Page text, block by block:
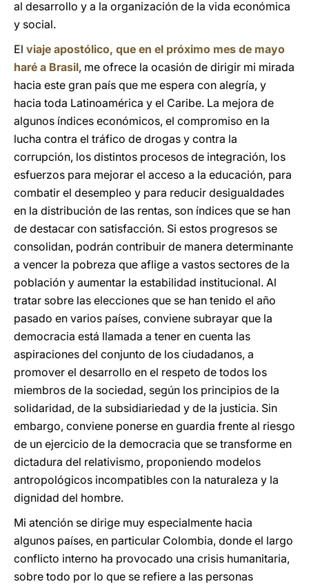
al desarrollo y a la organización de la vida económica
y social.
El viaje apostólico, que en el próximo mes de mayo
haré a Brasil, me ofrece la ocasión de dirigir mi mirada
hacia este gran país que me espera con alegría, y
hacia toda Latinoamérica y el Caribe. La mejora de
algunos índices económicos, el compromiso en la
lucha contra el tráfico de drogas y contra la
corrupción, los distintos procesos de integración, los
esfuerzos para mejorar el acceso a la educación, para
combatir el desempleo y para reducir desigualdades
en la distribución de las rentas, son índices que se han
de destacar con satisfacción. Si estos progresos se
consolidan, podrán contribuir de manera determinante
a vencer la pobreza que aflige a vastos sectores de la
población y aumentar la estabilidad institucional. Al
tratar sobre las elecciones que se han tenido el año
pasado en varios países, conviene subrayar que la
democracia está llamada a tener en cuenta las
aspiraciones del conjunto de los ciudadanos, a
promover el desarrollo en el respeto de todos los
miembros de la sociedad, según los principios de la
solidaridad, de la subsidiariedad y de la justicia. Sin
embargo, conviene ponerse en guardia frente al riesgo
de un ejercicio de la democracia que se transforme en
dictadura del relativismo, proponiendo modelos
antropológicos incompatibles con la naturaleza y la
dignidad del hombre.
Mi atención se dirige muy especialmente hacia
algunos países, en particular Colombia, donde el largo
conflicto interno ha provocado una crisis humanitaria,
sobre todo por lo que se refiere a las personas